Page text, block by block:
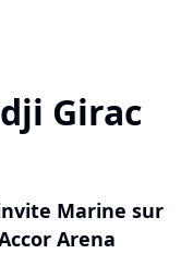
Girac
Marine sur
Arena